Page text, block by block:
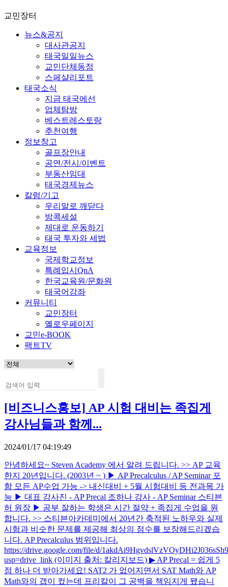
교민장터
뉴스&공지
대사관공지
태국일일뉴스
교민단체동정
스페샬리포트
태국소식
지금 태국에선
업체탐방
베스트레스토랑
추천여행
정보창고
골프장안내
공연/전시/이벤트
부동산임대
태국경제뉴스
칼럼/기고
우리말로 깨닫다
방콕세설
제대로 운동하기
태국 투자와 세법
교육정보
국제학교정보
특례입시QnA
한국교육원/문화원
태국어강좌
커뮤니티
교민장터
옐로우페이지
교민e-BOOK
팩트TV
[비즈니스홍보] AP 시험 대비는 족집게
강사님들과 함께...
2024/01/17 04:19:49
안녕하세요~ Steven Academy 에서 알려 드립니다. >> AP 교육
한지 20년입니다. (2003년 ~ ) ▶ AP Precalculus / AP Seminar 포
함 모든 AP수업 가능 -> 내신대비 + 5월 시험대비 등 전과목 가
능 ▶ 대표 강사진 - AP Precal 조하나 강사 - AP Seminar 스티븐
허 원장 ▶ 공부 잘하는 학생은 시간 절약 + 족집게 수업을 원
합니다. >> 스티븐아카데미에서 20년간 축적된 노하우와 실제
시험과 비슷한 문제를 제공해 최상의 점수를 보장해드리겠습
니다. AP Precalculus 범위입니다.
https://drive.google.com/file/d/
usp=drive_link (이미지 출처: 칼리지보드) ▶ AP Precal = 쉽게 5
점 하나 더 받아가세요! SAT2 가 없어지면서 SAT Math와 AP
Math와의 갭이 컸는데 프리칼이 그 공백을 책임지게 됐습니